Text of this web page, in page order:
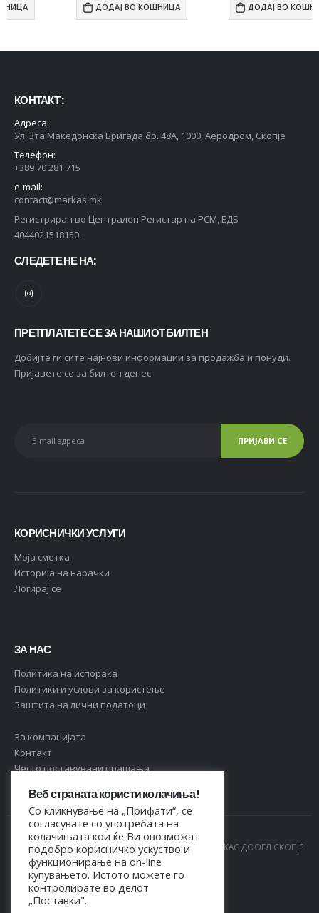
ДОДАЈ ВО КОШНИЦА ДОДАЈ ВО КОШНИЦА
КОНТАКТ :
Адреса:
Ул. 3та Македонска Бригада бр. 48А, 1000, Аеродром, Скопје
Телефон:
+389 70 281 715
e-mail:
contact@markas.mk
Регистриран во Централен Регистар на РСМ, ЕДБ
4044021518150.
СЛЕДЕТЕ НЕ НА:
ПРЕТПЛАТЕТЕ СЕ ЗА НАШИОТ БИЛТЕН
Добијте ги сите најнови информации за продажба и понуди.
Пријавете се за билтен денес.
КОРИСНИЧКИ УСЛУГИ
Moja сметка
Историја на нарачки
Логирај се
ЗА НАС
Политика на испорака
Политики и услови за користење
Заштита на лични податоци
За компанијата
Контакт
Често поставувани прашања
© Copyright 2021. Сите права се задржани од МАРКАС ДООЕЛ СКОПЈЕ
- 4044021518150
Веб страната користи колачиња!
Со кликнување на „Прифати“, се
согласувате со употребата на
колачињата кои ќе Ви овозможат
подобро корисничко ускуство и
функционирање на on-line
купувањето. Истото можете го
контролирате во делот
„Поставки".